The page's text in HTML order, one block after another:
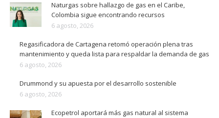
Naturgas sobre hallazgo de gas en el Caribe,
Colombia sigue encontrando recursos
6 agosto, 2026
Regasificadora de Cartagena retomó operación plena tras
mantenimiento y queda lista para respaldar la demanda de gas
6 agosto, 2026
Drummond y su apuesta por el desarrollo sostenible
6 agosto, 2026
Ecopetrol aportará más gas natural al sistema